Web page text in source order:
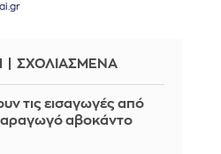
ΣΧΟΛΙΑΣΜΕΝΑ
τις εισαγωγές από
αβοκάντο